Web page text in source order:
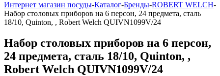
Интернет магазин посуды-Каталог-Бренды-ROBERT WELCH-
Набор столовых приборов на 6 персон, 24 предмета, сталь
18/10, Quinton, , Robert Welch QUIVN1099V/24
Набор столовых приборов на 6 персон,
24 предмета, сталь 18/10, Quinton, ,
Robert Welch QUIVN1099V/24